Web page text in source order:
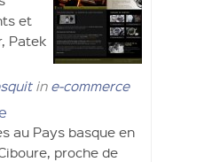
et
Patek
in e-commerce
au Pays basque en
proche de